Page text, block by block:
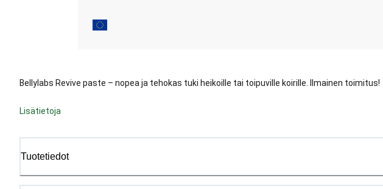
Bellylabs Revive paste – nopea ja tehokas tuki heikoille tai toipuville koirille. Ilmainen toimitus!
Lisätietoja
Tuotetiedot